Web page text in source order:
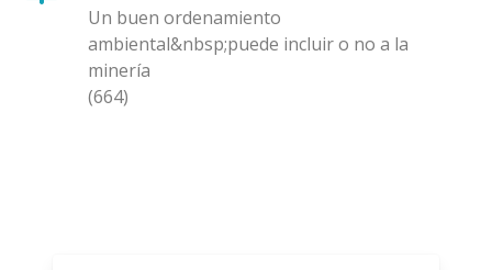
Un buen ordenamiento
ambiental&nbsp;puede incluir o no a la
minería
(664)